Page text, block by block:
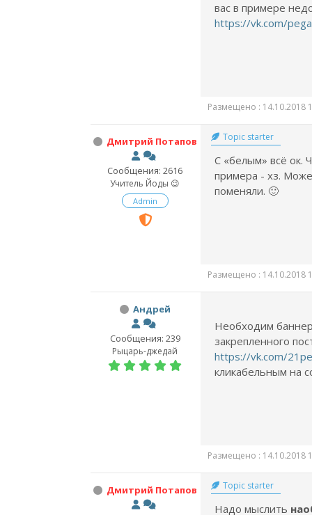
вас в примере
https://vk.com/
Размещено : 14.10.2018
Дмитрий Потапов
Сообщения: 2616
Учитель Йоды 😉
Admin
Topic starter
С «белым» всё ок.
примера - хз.
поменяли. 🙂
Размещено : 14.10.2018
Андрей
Сообщения: 239
Рыцарь-джедай
Необходим
закрепленного
https://vk.com/
кликабельным на
Размещено : 14.10.2018
Дмитрий Потапов Topic starter
Надо мыслить